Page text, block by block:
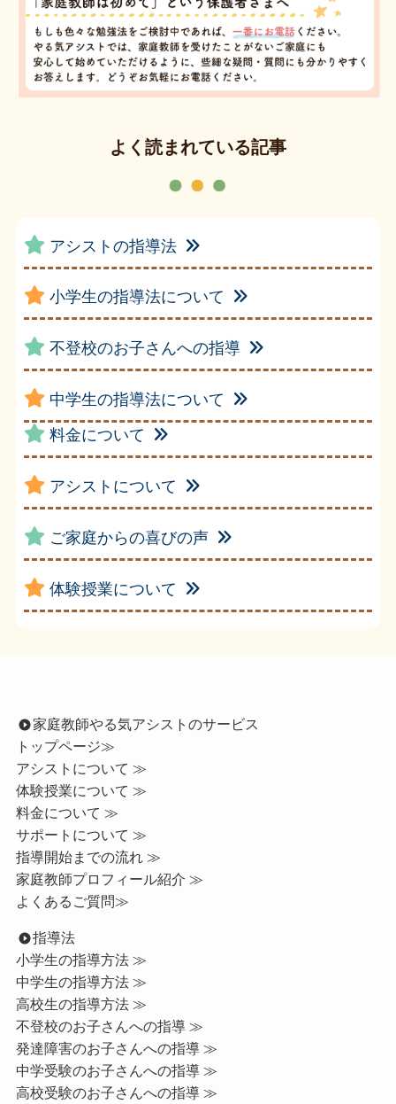
よく読まれている記事
アシストの指導法
小学生の指導法について
不登校のお子さんへの指導
中学生の指導法について
料金について
アシストについて
ご家庭からの喜びの声
体験授業について
家庭教師やる気アシストのサービス
トップページ≫
アシストについて ≫
体験授業について ≫
料金について ≫
サポートについて ≫
指導開始までの流れ ≫
家庭教師プロフィール紹介 ≫
よくあるご質問≫
指導法
小学生の指導方法 ≫
中学生の指導方法 ≫
高校生の指導方法 ≫
不登校のお子さんへの指導 ≫
発達障害のお子さんへの指導 ≫
中学受験のお子さんへの指導 ≫
高校受験のお子さんへの指導 ≫